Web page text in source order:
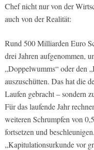
Chef nicht nur von der
auch von der Realität:
Rund 500 Milliarden Euro
drei Jahren aufgenommen,
„Doppelwumms“ oder den
auszuschütten. Das hat die
Laufen gebracht – sondern
Für das laufende Jahr
weiteren Schrumpfen von
fortsetzen und
„Kapitulationsurkunde vor